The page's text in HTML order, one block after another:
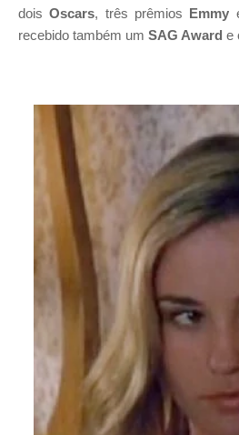
dois Oscars, três prêmios Emmy
recebido também um SAG Award e